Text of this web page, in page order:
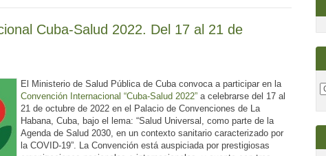
Cuba-Salud 2022. Del 17 al 21 de
El Ministerio de Salud Pública de Cuba convoca a participar en la
Convención Internacional “Cuba-Salud 2022” a celebrarse del 17 al
21 de octubre de 2022 en el Palacio de Convenciones de La
Habana, Cuba, bajo el lema: “Salud Universal, como parte de la
Agenda de Salud 2030, en un contexto sanitario caracterizado por
la COVID-19”. La Convención está auspiciada por prestigiosas